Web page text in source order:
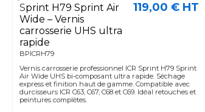
Sprint H79 Sprint Air
Wide – Vernis
carrosserie UHS ultra
rapide
BPICRH79
119,00 € HT
Vernis carrosserie professionnel ICR Sprint H79 Sprint
Air Wide UHS bi-composant ultra rapide. Séchage
express et finition haut de gamme. Compatible avec
durcisseurs ICR C63, C67, C68 et C69. Idéal retouches et
peintures complètes.